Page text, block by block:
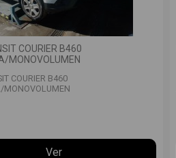
COURIER B460
MONOVOLUMEN
COURIER B460
MONOVOLUMEN
Ver